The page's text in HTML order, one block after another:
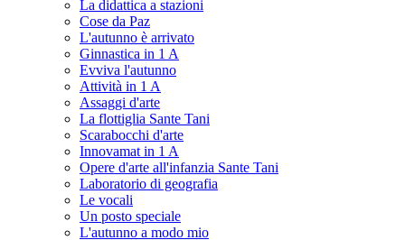
La didattica a stazioni
Cose da Paz
L'autunno è arrivato
Ginnastica in 1 A
Evviva l'autunno
Attività in 1 A
Assaggi d'arte
La flottiglia Sante Tani
Scarabocchi d'arte
Innovamat in 1 A
Opere d'arte all'infanzia Sante Tani
Laboratorio di geografia
Le vocali
Un posto speciale
L'autunno a modo mio